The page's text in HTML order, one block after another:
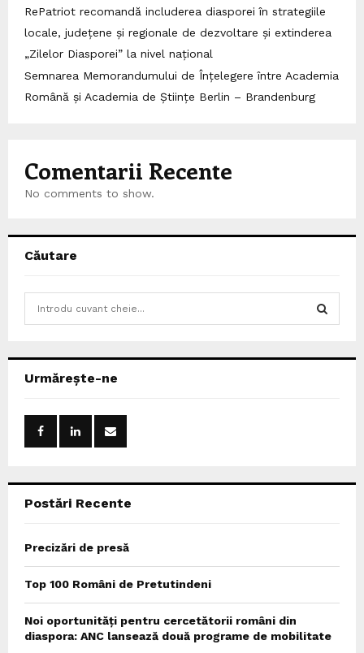
RePatriot recomandă includerea diasporei în strategiile
locale, județene și regionale de dezvoltare și extinderea
„Zilelor Diasporei” la nivel național
Semnarea Memorandumului de Înțelegere între Academia
Română și Academia de Științe Berlin – Brandenburg
Comentarii Recente
No comments to show.
Căutare
h
Urmărește-ne
Postări Recente
Precizări de presă
Top 100 Români de Pretutindeni
Noi oportunități pentru cercetătorii români din
diaspora: ANC lansează două programe de mobilitate